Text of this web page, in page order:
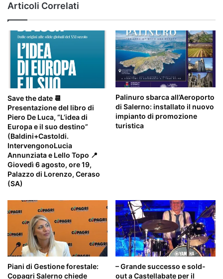
Articoli Correlati
Save the date 📆
Presentazione del libro di
Piero De Luca, “L’idea di
Europa e il suo destino”
(Baldini+Castoldi.
IntervengonoLucia
Annunziata e Lello Topo 📍
Giovedì 6 agosto, ore 19,
Palazzo di Lorenzo, Ceraso
(SA)
Palinuro sbarca all’Aeroporto
di Salerno: installato il nuovo
impianto di promozione
turistica
Piani di Gestione forestale:
Copagri Salerno chiede
– Grande successo e sold-
out a Castellabate per il